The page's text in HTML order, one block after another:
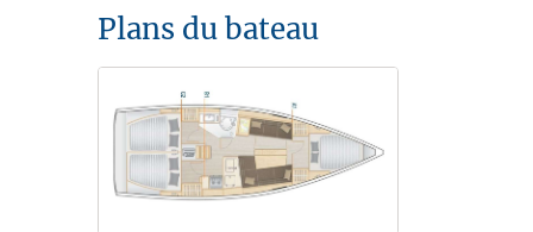
Plans du bateau